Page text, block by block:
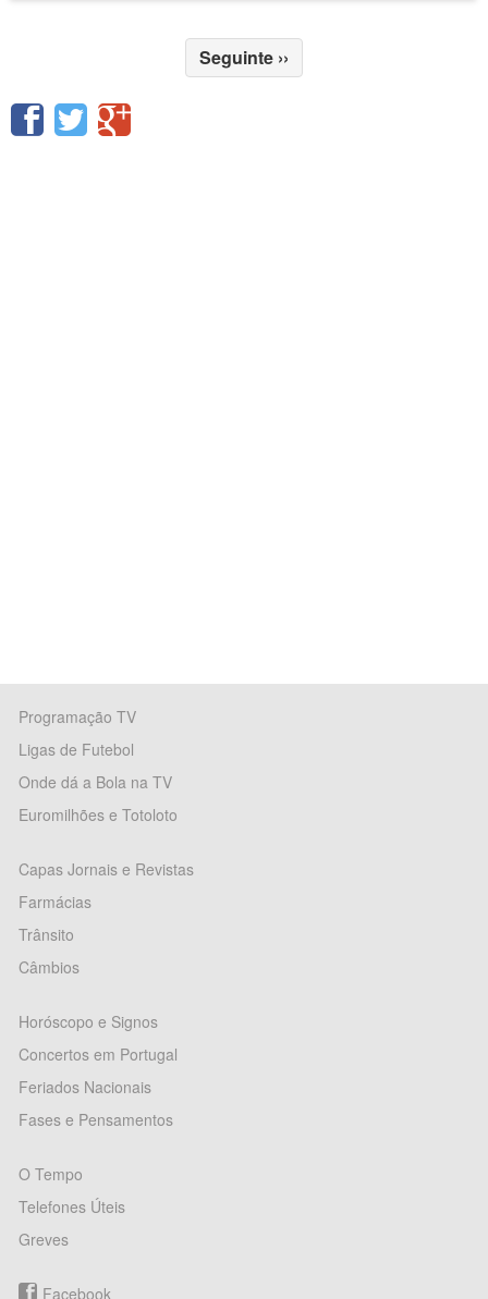
Seguinte ››
Programação TV
Ligas de Futebol
Onde dá a Bola na TV
Euromilhões e Totoloto
Capas Jornais e Revistas
Farmácias
Trânsito
Câmbios
Horóscopo e Signos
Concertos em Portugal
Feriados Nacionais
Fases e Pensamentos
O Tempo
Telefones Úteis
Greves
Facebook